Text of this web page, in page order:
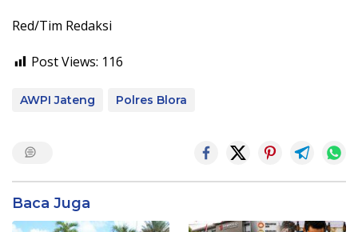
Red/Tim Redaksi
Post Views: 116
AWPI Jateng Polres Blora
Baca Juga